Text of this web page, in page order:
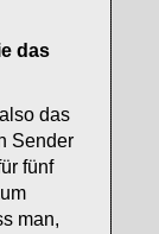
das
das
Sender
fünf
man,